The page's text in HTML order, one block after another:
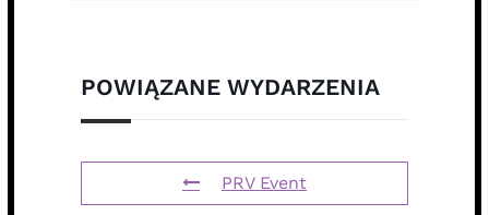
POWIĄZANE WYDARZENIA
PRV Event